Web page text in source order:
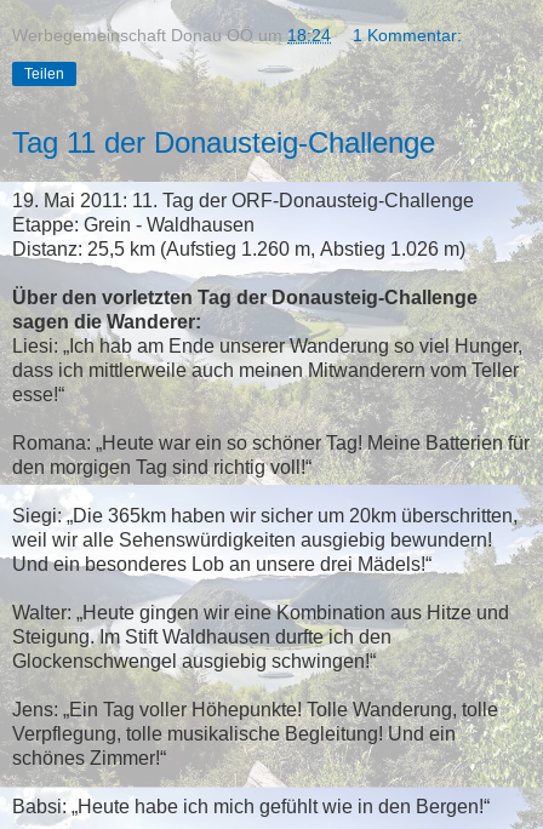
Werbegemeinschaft Donau OÖ um 18:24 1 Kommentar:
Teilen
Tag 11 der Donausteig-Challenge
19. Mai 2011: 11. Tag der ORF-Donausteig-Challenge
Etappe: Grein - Waldhausen
Distanz: 25,5 km (Aufstieg 1.260 m, Abstieg 1.026 m)
Über den vorletzten Tag der Donausteig-Challenge
sagen die Wanderer:
Liesi: „Ich hab am Ende unserer Wanderung so viel Hunger,
dass ich mittlerweile auch meinen Mitwanderern vom Teller
esse!“
Romana: „Heute war ein so schöner Tag! Meine Batterien für
den morgigen Tag sind richtig voll!“
Siegi: „Die 365km haben wir sicher um 20km überschritten,
weil wir alle Sehenswürdigkeiten ausgiebig bewundern!
Und ein besonderes Lob an unsere drei Mädels!“
Walter: „Heute gingen wir eine Kombination aus Hitze und
Steigung. Im Stift Waldhausen durfte ich den
Glockenschwengel ausgiebig schwingen!“
Jens: „Ein Tag voller Höhepunkte! Tolle Wanderung, tolle
Verpflegung, tolle musikalische Begleitung! Und ein
schönes Zimmer!“
Babsi: „Heute habe ich mich gefühlt wie in den Bergen!“